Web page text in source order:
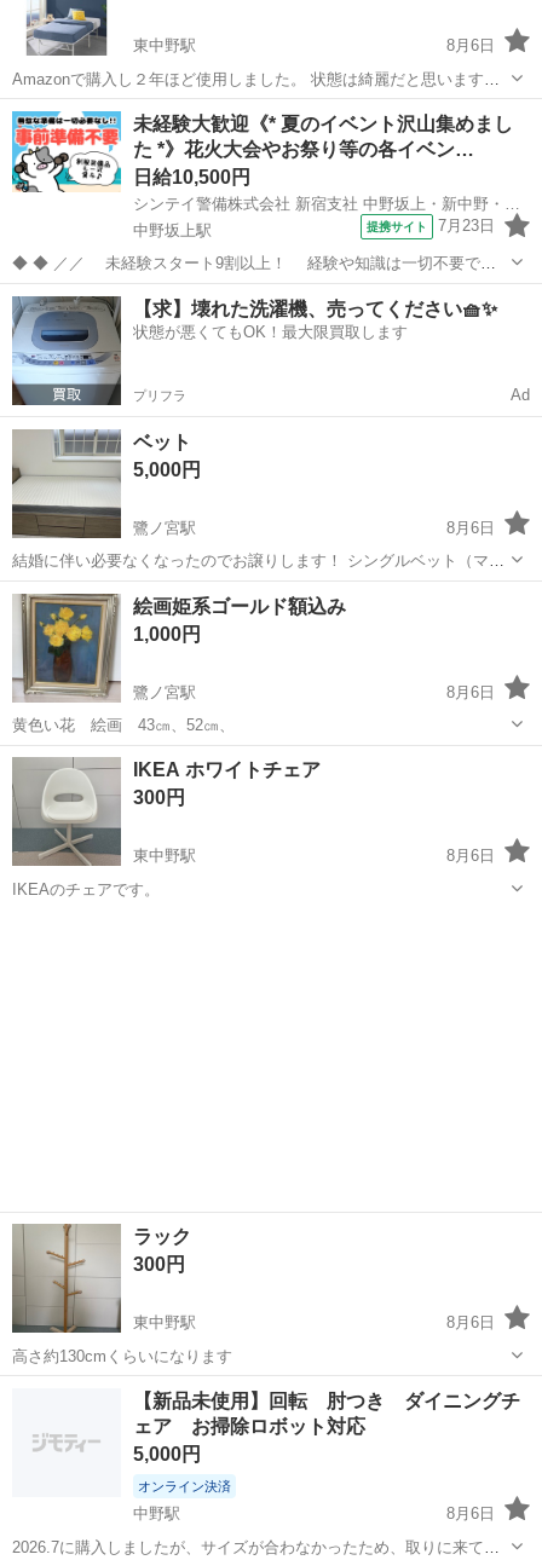
東中野駅
8月6日
Amazonで購入し２年ほど使用しました。 状態は綺麗だと思います。
引っ越しのために出品します。 8/12までに取りに来ていただける方を
優先します。
東京 中野区 東中野駅 ベッド Amazon
未経験大歓迎《* 夏のイベント沢山集めまし
た *》花火大会やお祭り等の各イベン…
日給10,500円
中野坂上駅
提携サイト 7月23日
◆ ◆ ／／ 未経験スタート9割以上！ 経験や知識は一切不要で始
めやすい♪ シフトの強制もないですし 自分のペースで働くことも
できるので 続けやすい♪働きやすい♪ ＼＼ 『シフトが削られた…』
『思うように稼...
東京 中野区 中野坂上駅 警備員
【求】壊れた洗濯機、売ってください🧺✨
状態が悪くてもOK！最大限買取します
プリフラ Ad
ベット
5,000円
鷺ノ宮駅
8月6日
結婚に伴い必要なくなったのでお譲りします！ シングルベット（マッ
トレス付き） 1年半前に7万ほどで購入 綺麗好きなのでかなり綺麗かと
思います！ 車で取りに来れる方 8/10に取りに来れる方優先いたしま
す。 よろしくお...
東京 中野区 鷺ノ宮駅 ベッド
絵画姫系ゴールド額込み
1,000円
鷺ノ宮駅
8月6日
黄色い花 絵画 43㎝、52㎝、
東京 中野区 鷺ノ宮駅 インテリア雑貨/小物
IKEA ホワイトチェア
300円
東中野駅
8月6日
IKEAのチェアです。
ラック
300円
東中野駅
8月6日
高さ約130cmくらいになります
東中野駅 収納家具 ラック
【新品未使用】回転 肘つき ダイニングチ
ェア お掃除ロボット対応
5,000円
オンライン決済
中野駅
8月6日
2026.7に購入しましたが、サイズが合わなかったため、取りに来てい